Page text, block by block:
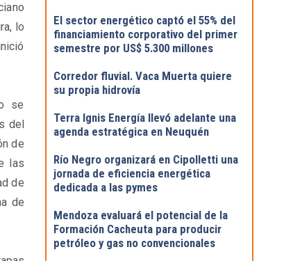
lo
se
del
de
las
de
de
El sector energético captó el 55% del
financiamiento corporativo del primer
semestre por US$ 5.300 millones
Corredor fluvial. Vaca Muerta quiere
su propia hidrovía
Terra Ignis Energía llevó adelante una
agenda estratégica en Neuquén
Río Negro organizará en Cipolletti una
jornada de eficiencia energética
dedicada a las pymes
Mendoza evaluará el potencial de la
Formación Cacheuta para producir
petróleo y gas no convencionales